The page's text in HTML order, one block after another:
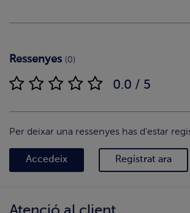
Ressenyes (0)
0.0 / 5
Per deixar una ressenyes has d'estar
Accedeix Registrat ara